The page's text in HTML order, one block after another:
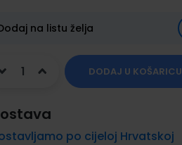
na listu želja
DODAJ U KOŠARICU
po cijeloj Hrvatskoj